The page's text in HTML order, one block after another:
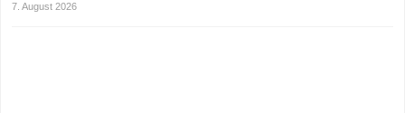
7. August 2026